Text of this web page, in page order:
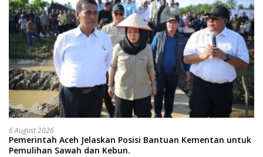
6 August 2026
Pemerintah Aceh Jelaskan Posisi Bantuan Kementan untuk
Pemulihan Sawah dan Kebun.